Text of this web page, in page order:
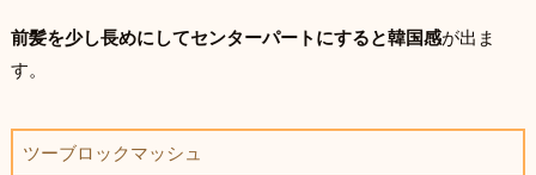
前髪を少し長めにしてセンターパートにすると韓国感が出ま
す。
ツーブロックマッシュ